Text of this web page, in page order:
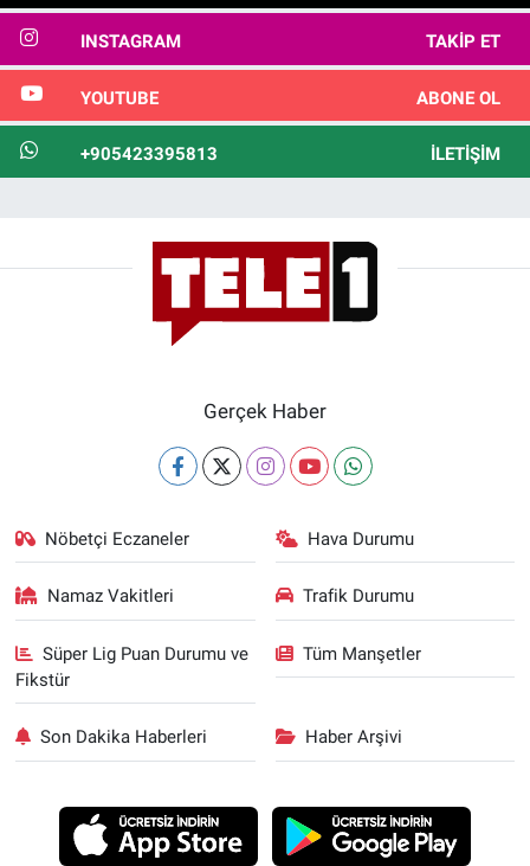
INSTAGRAM TAKIP ET
YOUTUBE ABONE OL
+905423395813 İLETIŞIM
Gerçek Haber
Nöbetçi Eczaneler Hava Durumu
Namaz Vakitleri Trafik Durumu
Süper Lig Puan Durumu ve
Fikstür
Tüm Manşetler
Son Dakika Haberleri Haber Arşivi